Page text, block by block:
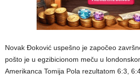
Novak Đoković uspešno je započeo
pošto je u egzibicionom meču u
Amerikanca Tomija Pola rezultatom 6:3,